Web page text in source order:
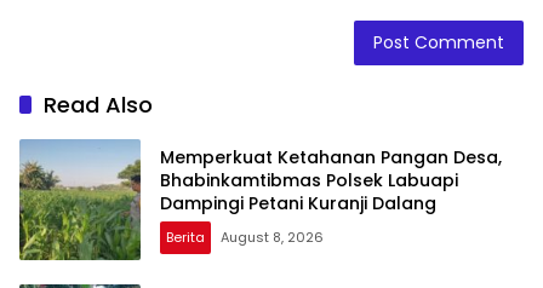
Read Also
Memperkuat Ketahanan Pangan Desa,
Bhabinkamtibmas Polsek Labuapi
Dampingi Petani Kuranji Dalang
Berita August 8, 2026